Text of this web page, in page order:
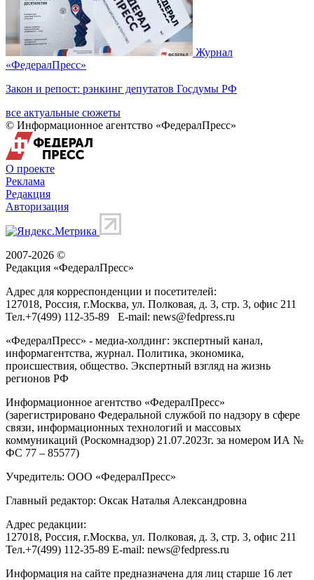
Журнал
«ФедералПресс»
Закон и репост: рэнкинг депутатов Госдумы РФ
все актуальные сюжеты
© Информационное агентство «ФедералПресс»
О проекте
Реклама
Редакция
Авторизация
2007-2026 ©
Редакция «ФедералПресс»
Адрес для корреспонденции и посетителей:
127018, Россия, г.Москва, ул. Полковая, д. 3, стр. 3, офис 211
Тел.+7(499) 112-35-89 E-mail: news@fedpress.ru
«ФедералПресс» - медиа-холдинг: экспертный канал,
информагентства, журнал. Политика, экономика,
происшествия, общество. Экспертный взгляд на жизнь
регионов РФ
Информационное агентство «ФедералПресс»
(зарегистрировано Федеральной службой по надзору в сфере
связи, информационных технологий и массовых
коммуникаций (Роскомнадзор) 21.07.2023г. за номером ИА №
ФС 77 – 85577)
Учредитель: ООО «ФедералПресс»
Главный редактор: Оксак Наталья Александровна
Адрес редакции:
127018, Россия, г.Москва, ул. Полковая, д. 3, стр. 3, офис 211
Тел.+7(499) 112-35-89 E-mail: news@fedpress.ru
Информация на сайте предназначена для лиц старше 16 лет